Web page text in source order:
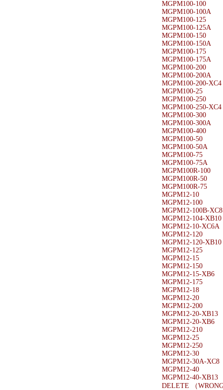
MGPM100-100
MGPM100-100A
MGPM100-125
MGPM100-125A
MGPM100-150
MGPM100-150A
MGPM100-175
MGPM100-175A
MGPM100-200
MGPM100-200A
MGPM100-200-XC4
MGPM100-25
MGPM100-250
MGPM100-250-XC4
MGPM100-300
MGPM100-300A
MGPM100-400
MGPM100-50
MGPM100-50A
MGPM100-75
MGPM100-75A
MGPM100R-100
MGPM100R-50
MGPM100R-75
MGPM12-10
MGPM12-100
MGPM12-100B-XC8
MGPM12-104-XB10
MGPM12-10-XC6A
MGPM12-120
MGPM12-120-XB10
MGPM12-125
MGPM12-15
MGPM12-150
MGPM12-15-XB6
MGPM12-175
MGPM12-18
MGPM12-20
MGPM12-200
MGPM12-20-XB13
MGPM12-20-XB6
MGPM12-210
MGPM12-25
MGPM12-250
MGPM12-30
MGPM12-30A-XC8
MGPM12-40
MGPM12-40-XB13
DELETE （